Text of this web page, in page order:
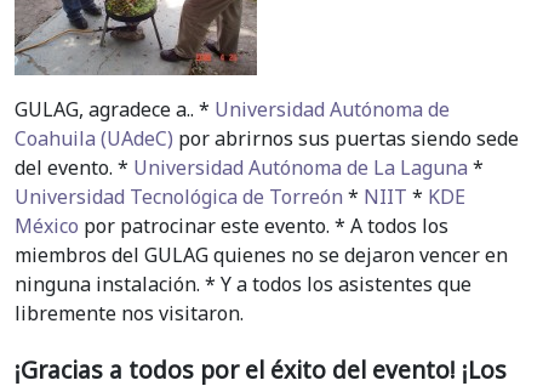
GULAG, agradece a.. * Universidad Autónoma de
Coahuila (UAdeC) por abrirnos sus puertas siendo sede
del evento. * Universidad Autónoma de La Laguna *
Universidad Tecnológica de Torreón * NIIT * KDE
México por patrocinar este evento. * A todos los
miembros del GULAG quienes no se dejaron vencer en
ninguna instalación. * Y a todos los asistentes que
libremente nos visitaron.
¡Gracias a todos por el éxito del evento! ¡Los